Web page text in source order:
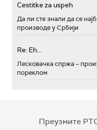
Cestitke za uspeh
Да ли сте знали да се
производе у Србији
Re: Eh...
Лесковачка спржа –
пореклом
Преузмите